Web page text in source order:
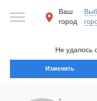
Не удалось
Изменить
Ваш
город